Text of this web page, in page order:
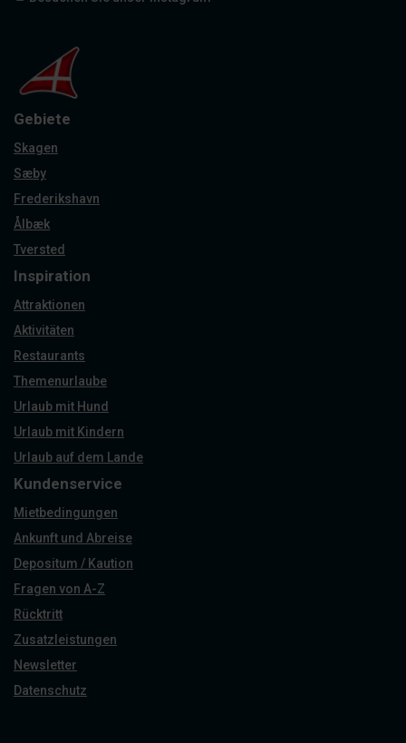
Gebiete
Skagen
Sæby
Frederikshavn
Ålbæk
Tversted
Inspiration
Attraktionen
Aktivitäten
Restaurants
Themenurlaube
Urlaub mit Hund
Urlaub mit Kindern
Urlaub auf dem Lande
Kundenservice
Mietbedingungen
Ankunft und Abreise
Depositum / Kaution
Fragen von A-Z
Rücktritt
Zusatzleistungen
Newsletter
Datenschutz